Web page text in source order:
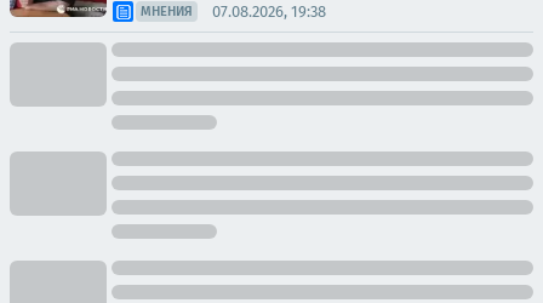
МНЕНИЯ 07.08.2026, 19:38